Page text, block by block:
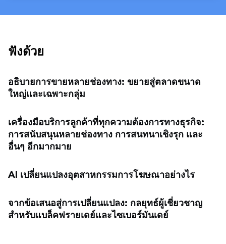
ฟังด้วย
อธิบายการขายหลายช่องทาง: ขยายสู่ตลาดขนาด
ใหญ่และเฉพาะกลุ่ม
เครื่องมือบริการลูกค้าที่ทุกความต้องการทางธุรกิจ:
การสนับสนุนหลายช่องทาง การสนทนาเชิงรุก และ
อื่นๆ อีกมากมาย
AI เปลี่ยนแปลงอุตสาหกรรมการโฆษณาอย่างไร
จากข้อเสนอสู่การเปลี่ยนแปลง: กลยุทธ์ผู้เชี่ยวชาญ
สำหรับแบล็คฟรายเดย์และไซเบอร์มันเดย์